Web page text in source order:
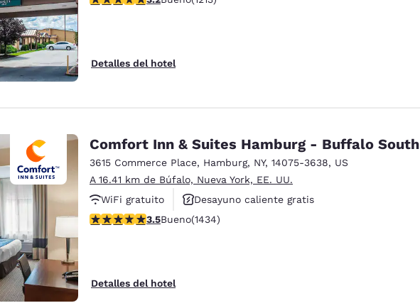
Detalles del hotel
Comfort Inn & Suites Hamburg - Buffalo South
3615 Commerce Place, Hamburg, NY, 14075-3638, US
A 16.41 km de Búfalo, Nueva York, EE. UU.
WiFi gratuito
Desayuno caliente gratis
Se aceptan mascotas
calificación de 3.45 estrellas. Bueno. 1434 reseñas
3.5Bueno(1434)
Detalles del hotel